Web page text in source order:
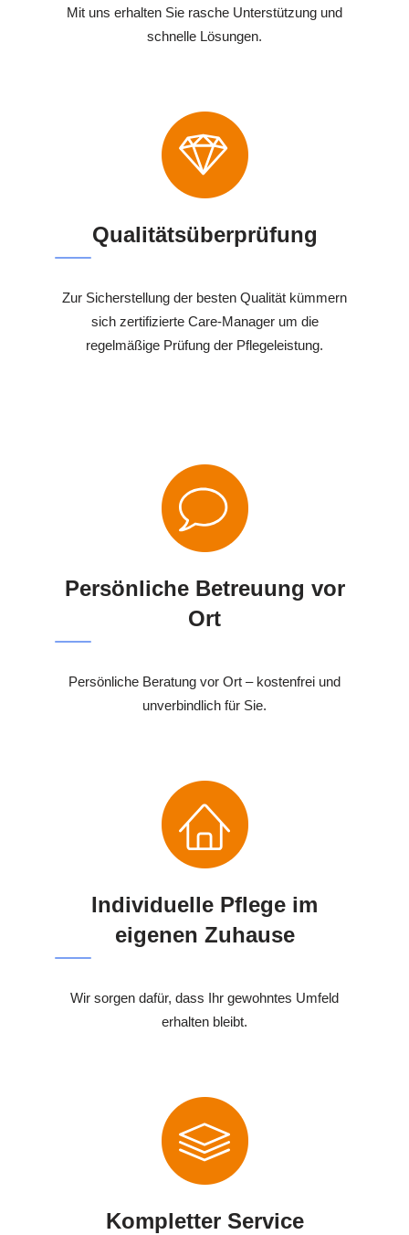
Mit uns erhalten Sie rasche Unterstützung und
schnelle Lösungen.
Qualitätsüberprüfung
Zur Sicherstellung der besten Qualität kümmern
sich zertifizierte Care-Manager um die
regelmäßige Prüfung der Pflegeleistung.
Persönliche Betreuung vor
Ort
Persönliche Beratung vor Ort – kostenfrei und
unverbindlich für Sie.
Individuelle Pflege im
eigenen Zuhause
Wir sorgen dafür, dass Ihr gewohntes Umfeld
erhalten bleibt.
Kompletter Service